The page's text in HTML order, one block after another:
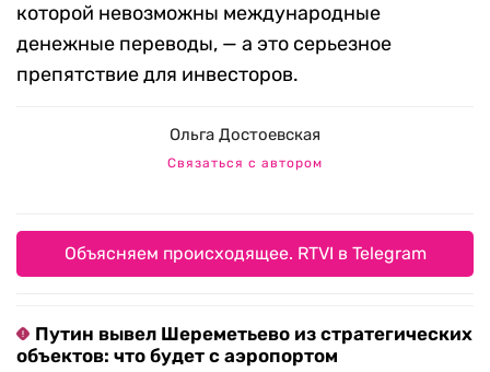
которой невозможны международные
денежные переводы, — а это серьезное
препятствие для инвесторов.
Ольга Достоевская
Связаться с автором
Объясняем происходящее. RTVI в Telegram
Путин вывел Шереметьево из стратегических
объектов: что будет с аэропортом